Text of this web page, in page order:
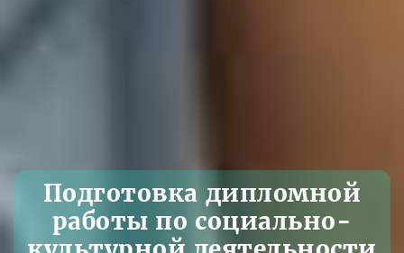
Подготовка дипломной
работы по социально-